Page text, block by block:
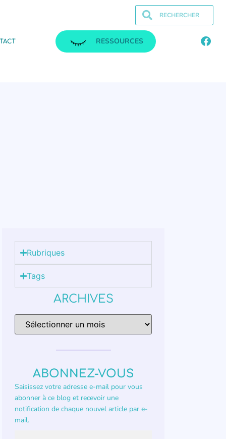
RESSOURCES
Rubriques
Tags
ARCHIVES
ABONNEZ-VOUS
Saisissez votre adresse e-mail pour vous
abonner à ce blog et recevoir une
notification de chaque nouvel article par e-
mail.